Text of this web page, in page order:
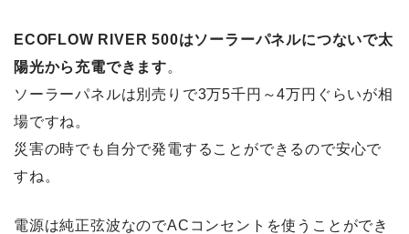
ECOFLOW RIVER 500はソーラーパネルにつないで太
陽光から充電できます。
ソーラーパネルは別売りで3万5千円～4万円ぐらいが相
場ですね。
災害の時でも自分で発電することができるので安心で
すね。
電源は純正弦波なのでACコンセントを使うことができ